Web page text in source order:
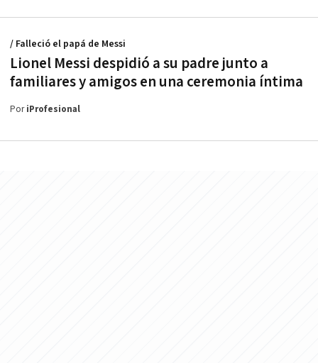
Lionel Messi despidió a su padre junto a
familiares y amigos en una ceremonia íntima
/ Falleció el papá de Messi
PoriProfesional